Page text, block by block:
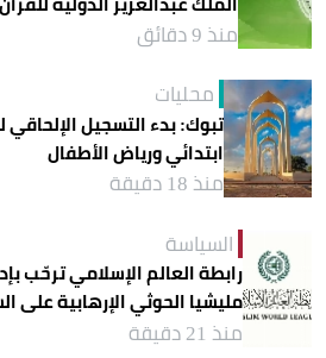
منذ 9 دقائق
محليات
تبوك: بدء التسجيل
ابتدائي ورياض الأطفال
منذ 18 دقيقة
السياسة
رابطة العالم الإسلامي ترحّب
مليشيا الحوثي الإرهابية على
منذ 21 دقيقة